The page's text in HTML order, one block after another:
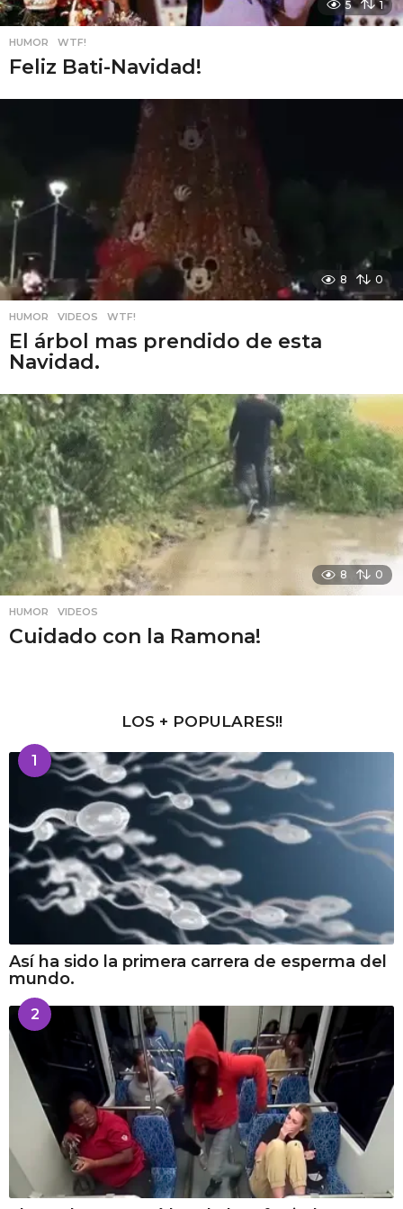
5 1
HUMOR ,WTF!
Feliz Bati-Navidad!
8 0
HUMOR ,VIDEOS ,WTF!
El árbol mas prendido de esta
Navidad.
8 0
HUMOR ,VIDEOS
Cuidado con la Ramona!
LOS + POPULARES!!
1
Así ha sido la primera carrera de esperma del
mundo.
2